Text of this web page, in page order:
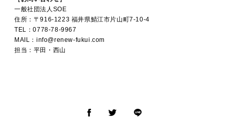
一般社団法人SOE
住所：〒916-1223 福井県鯖江市片山町7-10-4
TEL：0778-78-9967
MAIL：info@renew-fukui.com
担当：平田・西山